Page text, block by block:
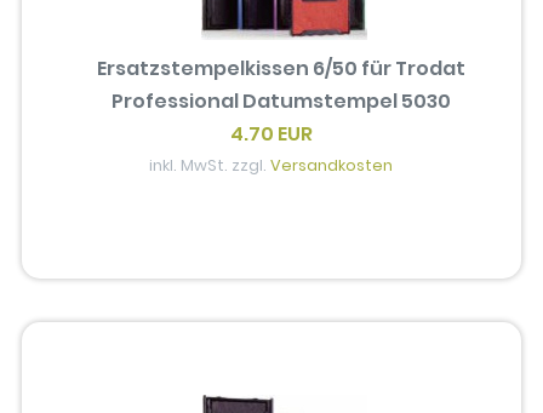
Ersatzstempelkissen 6/50 für Trodat
Professional Datumstempel 5030
4.70 EUR
inkl. MwSt. zzgl.Versandkosten